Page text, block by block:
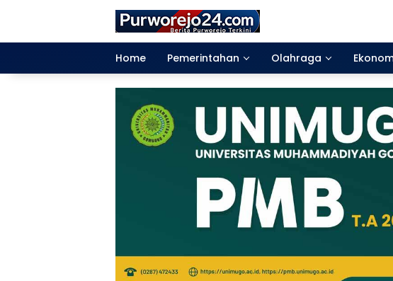
Home Pemerintahan Olahraga